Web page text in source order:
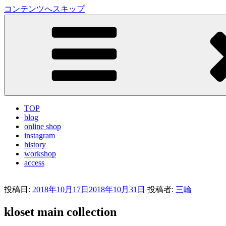
コンテンツへスキップ
LA VILLA ROUGE Blog
TOP
blog
online shop
instagram
history
workshop
access
投稿日: 2018年10月17日 2018年10月31日 投稿者: 三輪
kloset main collection